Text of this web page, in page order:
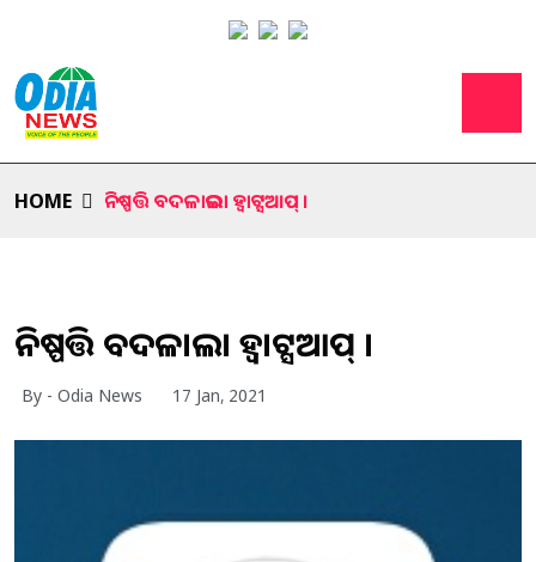
HOME ନିଷ୍ପତ୍ତି ବଦଳାଇଲା ହ୍ବାଟ୍ସଆପ୍ ।
ନିଷ୍ପତ୍ତି ବଦଳାଇଲା ହ୍ବାଟ୍ସଆପ୍ ।
By - Odia News 17 Jan, 2021